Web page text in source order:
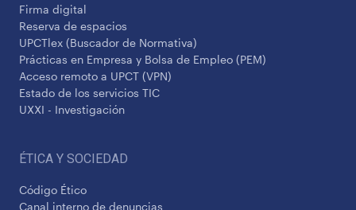
Firma digital
Reserva de espacios
UPCTlex (Buscador de Normativa)
Prácticas en Empresa y Bolsa de Empleo (PEM)
Acceso remoto a UPCT (VPN)
Estado de los servicios TIC
UXXI - Investigación
ÉTICA Y SOCIEDAD
Código Ético
Canal interno de denuncias